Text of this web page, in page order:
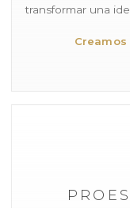
transformar una